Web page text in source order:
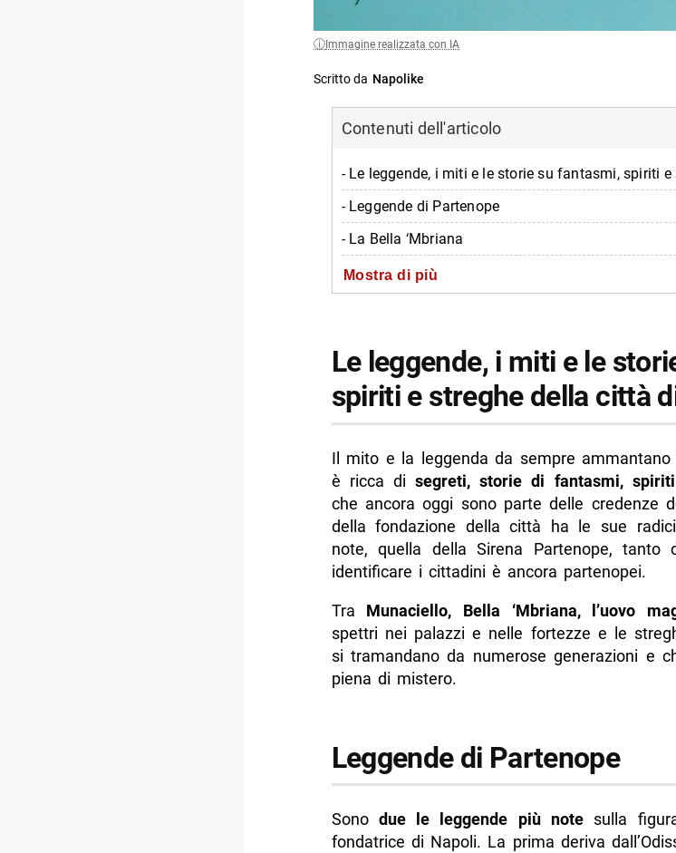
Immagine realizzata con IA
Scritto da Napolike
Contenuti dell'articolo
- Le leggende, i miti e le storie su fantasmi, spiriti
- Leggende di Partenope
- La Bella ‘Mbriana
- ‘O Munaciello
- Mito di Posillipo e Nisida
- Coccodrillo al Maschio Angioino
- Spiriti di Palazzo Donn’Anna
- La Strega del Vesuvio
- La Janara
-- Scopri di più da Napolike.it
Mostra di più
Le leggende, i miti e le
spiriti e streghe della città
Il mito e la leggenda da sempre
è ricca disegreti, storie di fantasmi,
che ancora oggi sono parte delle credenze
della fondazione della città ha le sue
note, quella della Sirena Partenope,
identificare i cittadini è ancora partenopei.
Tra Munaciello, Bella ‘Mbriana, l’uovo
spettri nei palazzi e nelle fortezze e le
si tramandano da numerose generazioni e
piena di mistero.
Leggende di Partenope
Sono due le leggende più note sulla
fondatrice di Napoli. La prima deriva